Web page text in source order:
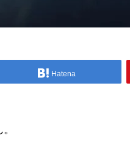
Hatena